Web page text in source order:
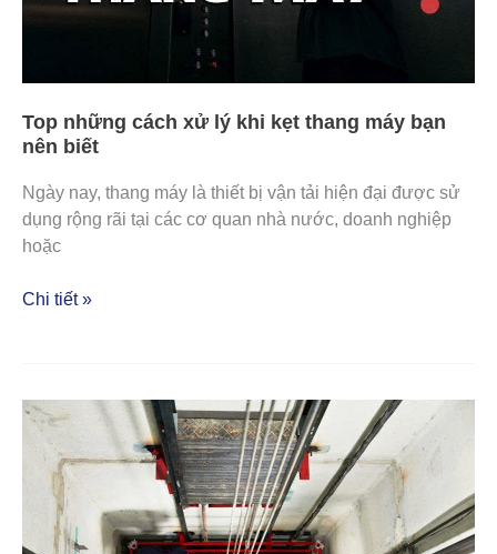
Top những cách xử lý khi kẹt thang máy bạn
nên biết
Ngày nay, thang máy là thiết bị vận tải hiện đại được sử
dụng rộng rãi tại các cơ quan nhà nước, doanh nghiệp
hoặc
Chi tiết »
Đơn
sửa
chữa
thang
máy